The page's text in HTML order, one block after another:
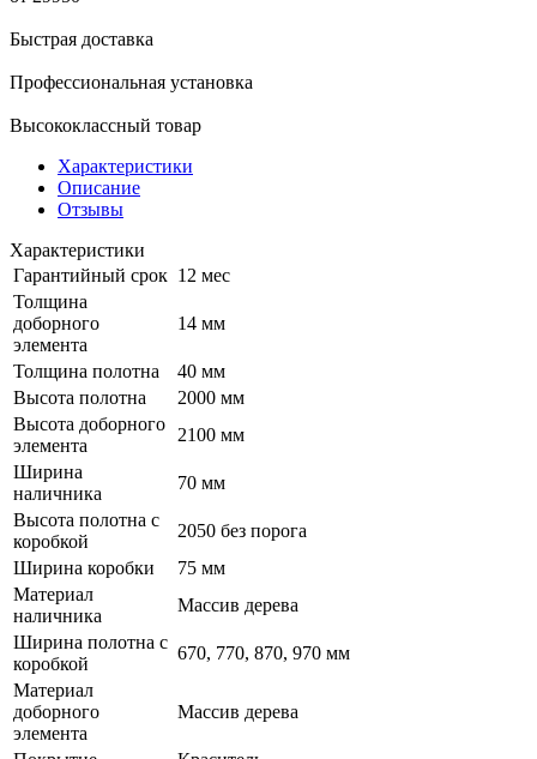
Быстрая доставка
Профессиональная установка
Высококлассный товар
Характеристики
Описание
Отзывы
Характеристики
Гарантийный срок 12 мес
Толщина
доборного
элемента
14 мм
Толщина полотна
40 мм
Высота полотна
2000 мм
Высота доборного
элемента
2100 мм
Ширина
наличника
70 мм
Высота полотна с
коробкой
2050 без порога
Ширина коробки
75 мм
Материал
наличника
Массив дерева
Ширина полотна с
коробкой
670, 770, 870, 970 мм
Материал
доборного
элемента
Массив дерева